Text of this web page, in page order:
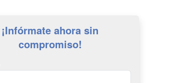
¡Infórmate ahora sin
compromiso!